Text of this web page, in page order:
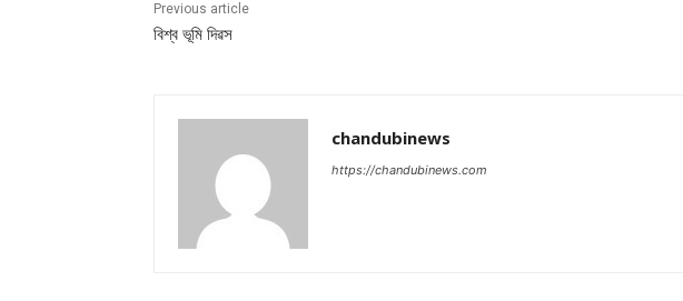
Previous article
বিশ্ব ভূমি দিৱস
chandubinews
https://chandubinews.com